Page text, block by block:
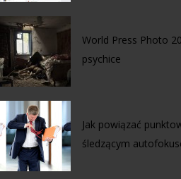
World Press Photo
psychice
Jak powiązać
śledzącym